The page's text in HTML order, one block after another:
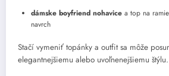
dámske boyfriend nohavice a top na
navrch
Stačí vymeniť topánky a outfit sa môže
elegantnejšiemu alebo uvoľnenejšiemu štýlu.